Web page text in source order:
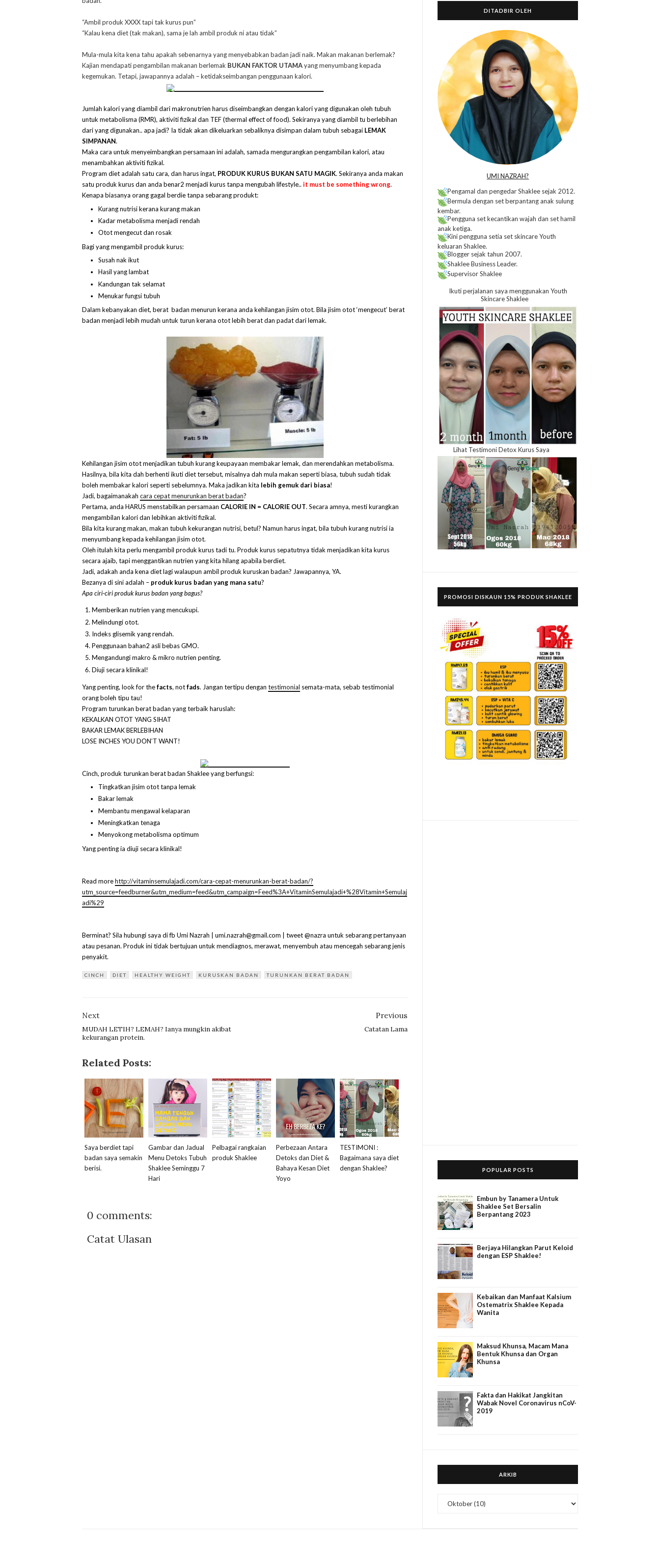
“Ambil produk XXXX tapi tak kurus pun”
“Kalau kena diet (tak makan), sama je lah ambil produk ni atau tidak”
Mula-mula kita kena tahu apakah sebenarnya yang menyebabkan badan jadi naik. Makan makanan berlemak?
Kajian mendapati pengambilan makanan berlemak BUKAN FAKTOR UTAMAyang menyumbang kepada
kegemukan. Tetapi, jawapannya adalah – ketidakseimbangan penggunaan kalori.
Jumlah kalori yang diambil dari makronutrien harus diseimbangkan dengan kalori yang digunakan oleh tubuh
untuk metabolisma (RMR), aktiviti fizikal dan TEF (thermal effect of food). Sekiranya yang diambil tu berlebihan
dari yang digunakan.. apa jadi? Ia tidak akan dikeluarkan sebaliknya disimpan dalam tubuh sebagai LEMAK
SIMPANAN.
Maka cara untuk menyeimbangkan persamaan ini adalah, samada mengurangkan pengambilan kalori, atau
menambahkan aktiviti fizikal.
Program diet adalah satu cara, dan harus ingat, PRODUK KURUS BUKAN SATU MAGIK. Sekiranya anda makan
satu produk kurus dan anda benar2 menjadi kurus tanpa mengubah lifestyle.. it must be something wrong.
Kenapa biasanya orang gagal berdie tanpa sebarang produkt:
Kurang nutrisi kerana kurang makan
Kadar metabolisma menjadi rendah
Otot mengecut dan rosak
Bagi yang mengambil produk kurus:
Susah nak ikut
Hasil yang lambat
Kandungan tak selamat
Menukar fungsi tubuh
Dalam kebanyakan diet, berat badan menurun kerana anda kehilangan jisim otot. Bila jisim otot ‘mengecut’ berat
badan menjadi lebih mudah untuk turun kerana otot lebih berat dan padat dari lemak.
Kehilangan jisim otot menjadikan tubuh kurang keupayaan membakar lemak, dan merendahkan metabolisma.
Hasilnya, bila kita dah berhenti ikuti diet tersebut, misalnya dah mula makan seperti biasa, tubuh sudah tidak
boleh membakar kalori seperti sebelumnya. Maka jadikan kita lebih gemuk dari biasa!
Jadi, bagaimanakah cara cepat menurunkan berat badan?
Pertama, anda HARUS menstabilkan persamaan CALORIE IN = CALORIE OUT. Secara amnya, mesti kurangkan
mengambilan kalori dan lebihkan aktiviti fizikal.
Bila kita kurang makan, makan tubuh kekurangan nutrisi, betul? Namun harus ingat, bila tubuh kurang nutrisi ia
menyumbang kepada kehilangan jisim otot.
Oleh itulah kita perlu mengambil produk kurus tadi tu. Produk kurus sepatutnya tidak menjadikan kita kurus
secara ajaib, tapi menggantikan nutrien yang kita hilang apabila berdiet.
Jadi, adakah anda kena diet lagi walaupun ambil produk kuruskan badan? Jawapannya, YA.
Bezanya di sini adalah – produk kurus badan yang mana satu?
Apa ciri-ciri produk kurus badan yang bagus?
Memberikan nutrien yang mencukupi.
Melindungi otot.
Indeks glisemik yang rendah.
Penggunaan bahan2 asli bebas GMO.
Mengandungi makro & mikro nutrien penting.
Diuji secara klinikal!
Yang penting, look for thefacts, notfads. Jangan tertipu dengan testimonial semata-mata, sebab testimonial
orang boleh tipu tau!
Program turunkan berat badan yang terbaik haruslah:
KEKALKAN OTOT YANG SIHAT
BAKAR LEMAK BERLEBIHAN
LOSE INCHES YOU DON’T WANT!
Cinch, produk turunkan berat badan Shaklee yang berfungsi:
Tingkatkan jisim otot tanpa lemak
Bakar lemak
Membantu mengawal kelaparan
Meningkatkan tenaga
Menyokong metabolisma optimum
Yang penting ia diuji secara klinikal!
Read morehttp://vitaminsemulajadi.com/cara-cepat-menurunkan-berat-badan/?
utm_source=feedburner&utm_medium=feed&utm_campaign=Feed%3A+VitaminSemulajadi+%28Vitamin+Semulaj
adi%29
Berminat? Sila hubungi saya di fb Umi Nazrah | umi.nazrah@gmail.com | tweet @nazra untuk sebarang pertanyaan
atau pesanan. Produk ini tidak bertujuan untuk mendiagnos, merawat, menyembuh atau mencegah sebarang jenis
penyakit.
CINCH DIET HEALTHY WEIGHT KURUSKAN BADAN TURUNKAN BERAT BADAN
Next
MUDAH LETIH? LEMAH? Ianya mungkin akibat
kekurangan protein.
Previous
Catatan Lama
Related Posts:
Saya berdiet tapi
badan saya semakin
berisi.
Gambar dan Jadual
Menu Detoks Tubuh
Shaklee Seminggu 7
Hari
Pelbagai rangkaian
produk Shaklee
Perbezaan Antara
Detoks dan Diet &
Bahaya Kesan Diet
Yoyo
TESTIMONI :
Bagaimana saya diet
dengan Shaklee?
0 comments:
Catat Ulasan
r
DITADBIR OLEH
UMI NAZRAH?
Pengamal dan pengedar Shaklee sejak 2012.
Bermula dengan set berpantang anak sulung
kembar.
Pengguna set kecantikan wajah dan set hamil
anak ketiga.
Kini pengguna setia set skincare Youth
keluaran Shaklee.
Blogger sejak tahun 2007.
Shaklee Business Leader.
Supervisor Shaklee
Ikuti perjalanan saya menggunakan Youth
Skincare Shaklee
Lihat Testimoni Detox Kurus Saya
PROMOSI DISKAUN 15% PRODUK SHAKLEE
POPULAR POSTS
Embun by Tanamera Untuk
Shaklee Set Bersalin
Berpantang 2023
Berjaya Hilangkan Parut Keloid
dengan ESP Shaklee!
Kebaikan dan Manfaat Kalsium
Ostematrix Shaklee Kepada
Wanita
Maksud Khunsa, Macam Mana
Bentuk Khunsa dan Organ
Khunsa
Fakta dan Hakikat Jangkitan
Wabak Novel Coronavirus nCoV-
2019
ARKIB